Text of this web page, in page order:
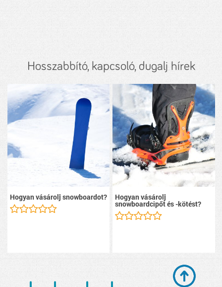
Hosszabbító, kapcsoló, dugalj hírek
Hogyan vásárolj snowboardot? Hogyan vásárolj
snowboardcipőt és -kötést?